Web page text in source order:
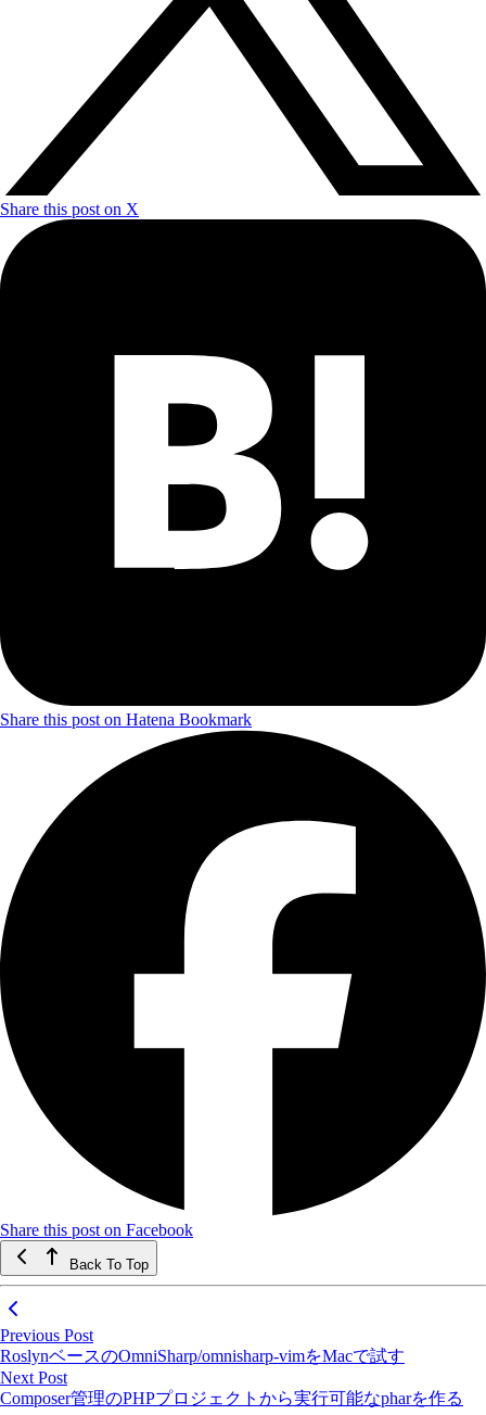
Share this post on X
Share this post on Hatena Bookmark
Share this post on Facebook
Back To Top
Previous Post
RoslynベースのOmniSharp/omnisharp-vimをMacで試す
Next Post
Composer管理のPHPプロジェクトから実行可能なpharを作る